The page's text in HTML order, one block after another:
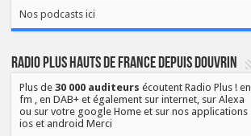
Nos podcasts ici
Radio Plus Hauts de France depuis Douvrin
Plus de 30 000 auditeurs écoutent Radio Plus ! en
fm , en DAB+ et également sur internet, sur Alexa
ou sur votre google Home et sur nos applications
ios et android Merci